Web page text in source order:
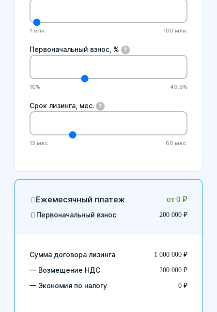
Стоимость предмета лизинга, ₽
1 млн. 100 млн.
Первоначальный взнос, % ?
Первоначальный взнос, %
10% 49.9%
Срок лизинга, мес. ?
Срок лизинга, мес.
12 мес. 60 мес.
Калькуляция
Ежемесячный платеж от 0 ₽
Первоначальный взнос 200 000 ₽
Сумма договора лизинга 1 000 000 ₽
— Возмещение НДС 200 000 ₽
— Экономия по налогу 0 ₽